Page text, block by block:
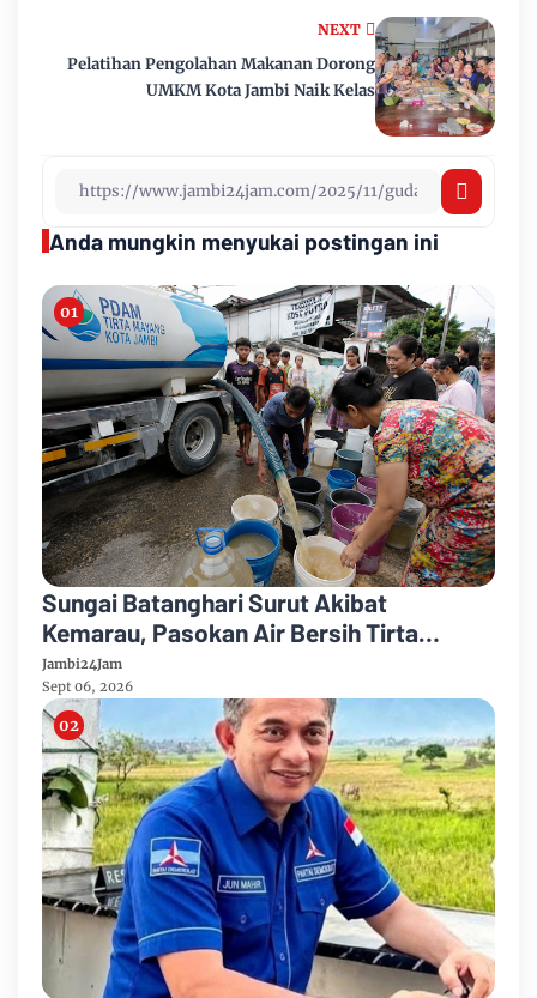
NEXT
Pelatihan Pengolahan Makanan Dorong
UMKM Kota Jambi Naik Kelas
Anda mungkin menyukai postingan ini
Sungai Batanghari Surut Akibat
Kemarau, Pasokan Air Bersih Tirta
Mayang Jambi Keruh
Jambi24Jam
Sept 06, 2026